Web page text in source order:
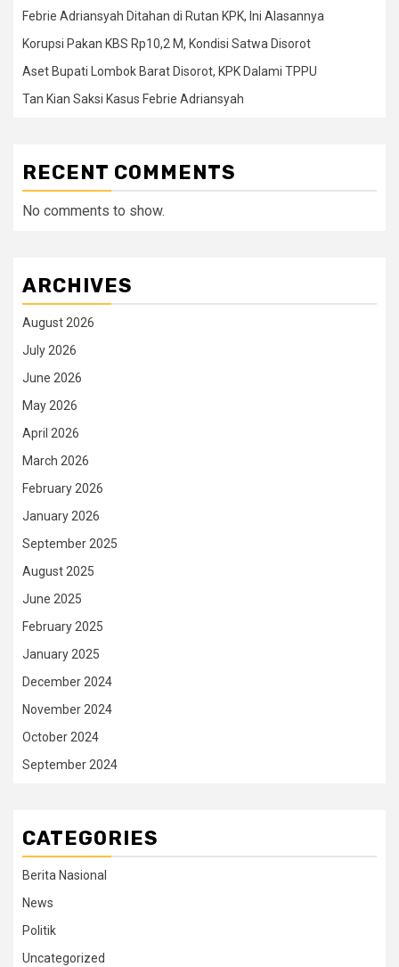
Febrie Adriansyah Ditahan di Rutan KPK, Ini Alasannya
Korupsi Pakan KBS Rp10,2 M, Kondisi Satwa Disorot
Aset Bupati Lombok Barat Disorot, KPK Dalami TPPU
Tan Kian Saksi Kasus Febrie Adriansyah
RECENT COMMENTS
No comments to show.
ARCHIVES
August 2026
July 2026
June 2026
May 2026
April 2026
March 2026
February 2026
January 2026
September 2025
August 2025
June 2025
February 2025
January 2025
December 2024
November 2024
October 2024
September 2024
CATEGORIES
Berita Nasional
News
Politik
Uncategorized